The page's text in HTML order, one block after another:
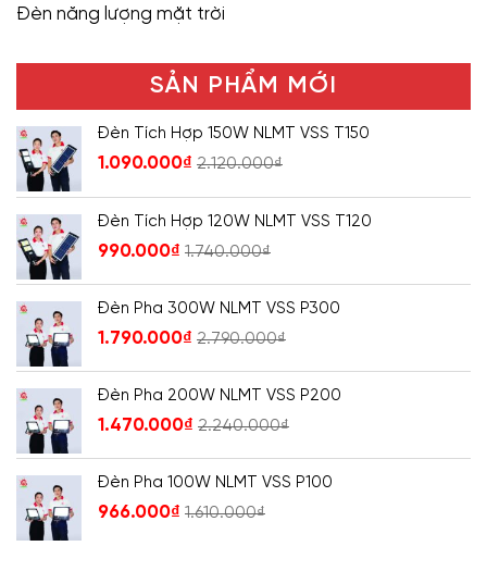
Đèn năng lượng mặt trời
SẢN PHẨM MỚI
Đèn Tích Hợp 150W NLMT VSS T150
1.090.000₫ 2.120.000₫
Đèn Tích Hợp 120W NLMT VSS T120
990.000₫ 1.740.000₫
Đèn Pha 300W NLMT VSS P300
1.790.000₫ 2.790.000₫
Đèn Pha 200W NLMT VSS P200
1.470.000₫ 2.240.000₫
Đèn Pha 100W NLMT VSS P100
966.000₫ 1.610.000₫